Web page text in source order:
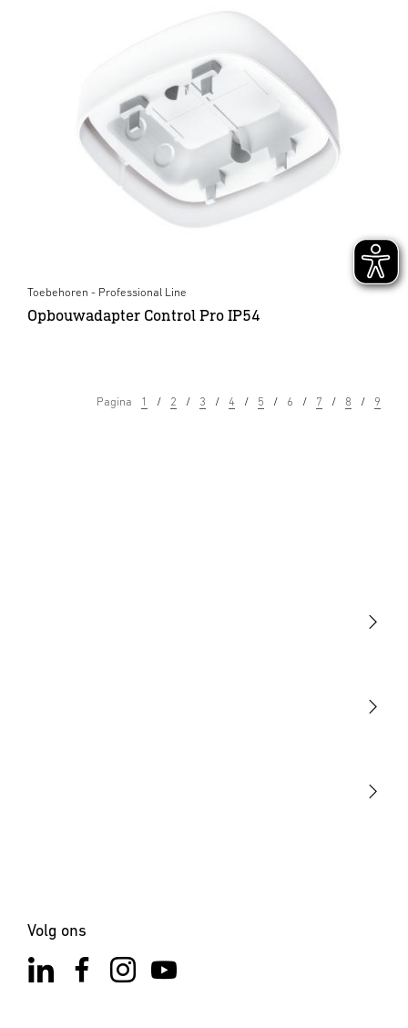
Toebehoren - Professional Line
Opbouwadapter Control Pro IP54
Pagina 1 2 3 4 5 6 7 8 9
Volg ons